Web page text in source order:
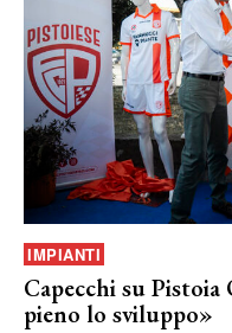
IMPIANTI
Capecchi su
pieno lo sviluppo»